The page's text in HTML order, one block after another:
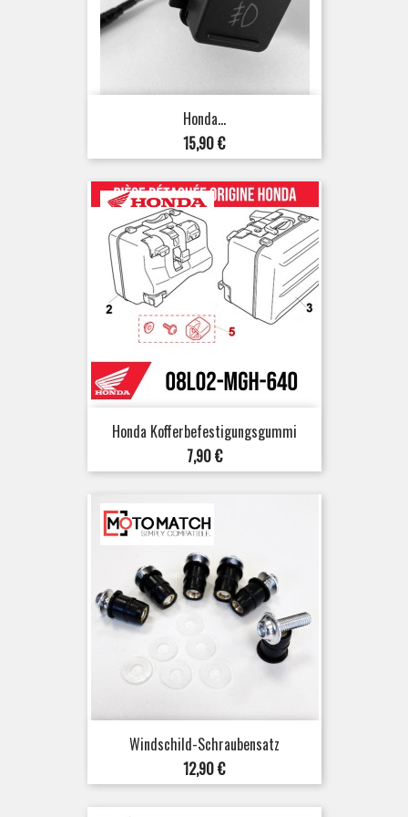
Honda...
Preis
15,90 €
Honda Kofferbefestigungsgummi
Preis
7,90 €
Windschild-Schraubensatz
Preis
12,90 €